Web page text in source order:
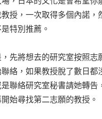
授，一次取得多個內諾，
特別推薦。
先將想去的研究室按照志
絡，如果教授脫了數日都
聯絡研究室秘書請她轉告
始尋找第二志願的教授。